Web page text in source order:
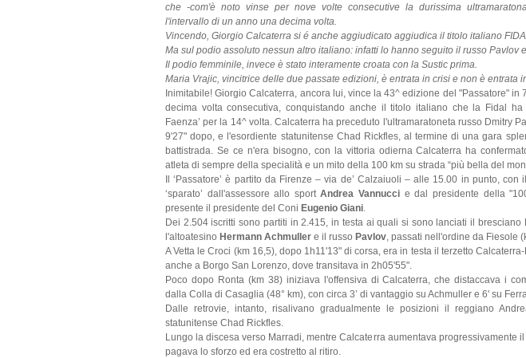
che -com'è noto vinse per nove volte consecutive la durissima
l'intervallo di un anno una decima volta.
Vincendo, Giorgio Calcaterra si é anche aggiudicato aggiudica il titolo italiano
Ma sul podio assoluto nessun altro italiano: infatti lo hanno seguito il russo Pavlov
Il podio femminile, invece è stato interamente croata con la Sustic prima.
Maria Vrajic, vincitrice delle due passate edizioni, è entrata in crisi e non è entrata
Inimitabile! Giorgio Calcaterra, ancora lui, vince la 43^ edizione del "Passatore" in
decima volta consecutiva, conquistando anche il titolo italiano che la Fidal ha
Faenza’ per la 14^ volta. Calcaterra ha preceduto l'ultramaratoneta russo Dmitry
9'27" dopo, e l'esordiente statunitense Chad Rickfles, al termine di una gara
battistrada. Se ce n'era bisogno, con la vittoria odierna Calcaterra ha
atleta di sempre della specialità e un mito della 100 km su strada “più bella del
Il ‘Passatore’ è partito da Firenze – via de’ Calzaiuoli – alle 15.00 in punto,
‘sparato’ dall'assessore allo sportAndrea Vannucci e dal presidente della
presente il presidente del Coni Eugenio Giani.
Dei 2.504 iscritti sono partiti in 2.415, in testa ai quali si sono lanciati il bresciano
l'altoatesino Hermann Achmuller e il russo Pavlov, passati nell'ordine da Fiesole
A Vetta le Croci (km 16,5), dopo 1h11'13" di corsa, era in testa il terzetto
anche a Borgo San Lorenzo, dove transitava in 2h05'55".
Poco dopo Ronta (km 38) iniziava l'offensiva di Calcaterra, che distaccava i
dalla Colla di Casaglia (48° km), con circa 3’ di vantaggio su Achmuller e 6' su
Dalle retrovie, intanto, risalivano gradualmente le posizioni il reggiano
statunitense Chad Rickfles.
Lungo la discesa verso Marradi, mentre Calcaterra aumentava progressivamente
pagava lo sforzo ed era costretto al ritiro.